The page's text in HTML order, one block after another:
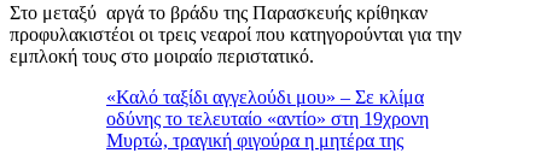
Στο μεταξύ αργά το βράδυ της Παρασκευής κρίθηκαν
προφυλακιστέοι οι τρεις νεαροί που κατηγορούνται για την
εμπλοκή τους στο μοιραίο περιστατικό.
«Καλό ταξίδι αγγελούδι μου» – Σε κλίμα
οδύνης το τελευταίο «αντίο» στη 19χρονη
Μυρτώ, τραγική φιγούρα η μητέρα της